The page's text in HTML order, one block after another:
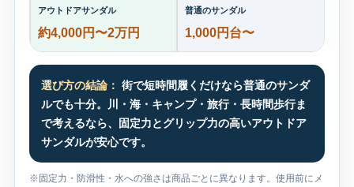
約4,000円〜2万円 1,000円台〜
選び方の結論： 街で短時間履くだけなら普通のサンダ
ルでも十分。川・海・キャンプ・旅行・長時間歩行ま
で考えるなら、固定力とグリップ力の高いアウトドア
サンダルが安心です。
※固定力・防滑性・水への強さは商品ごとに異なります。使用前にメ